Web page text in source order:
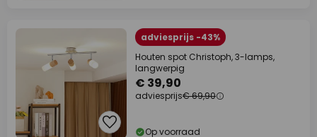
adviesprijs -43%
Houten spot Christoph, 3-lamps,
langwerpig
€ 39,90
adviesprijs€ 69,90
Op voorraad